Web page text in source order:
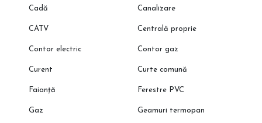
Cadă Canalizare
CATV Centrală proprie
Contor electric Contor gaz
Curent Curte comună
Faianță Ferestre PVC
Gaz Geamuri termopan